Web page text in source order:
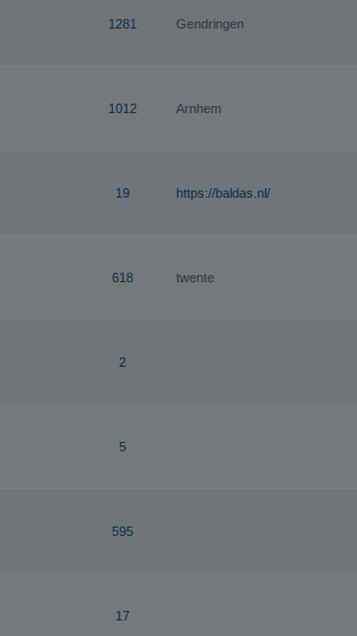
1281 Gendringen
1012 Arnhem
19 https://baldas.nl/
618 twente
2
5
595
17